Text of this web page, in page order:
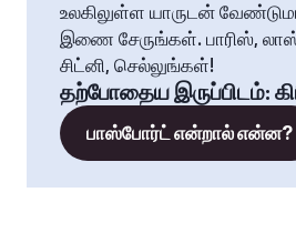
உலகிலுள்ள யாருடன்
இணை சேருங்கள். பாரிஸ்,
சிட்னி, செல்லுங்கள்!
தற்போதைய இருப்பிடம்:
பாஸ்போர்ட் என்றால் என்ன?